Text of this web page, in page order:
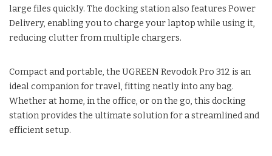
large files quickly. The docking station also features Power
Delivery, enabling you to charge your laptop while using it,
reducing clutter from multiple chargers.
Compact and portable, the UGREEN Revodok Pro 312 is an
ideal companion for travel, fitting neatly into any bag.
Whether at home, in the office, or on the go, this docking
station provides the ultimate solution for a streamlined and
efficient setup.